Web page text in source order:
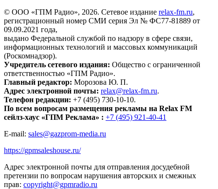
© ООО «ГПМ Радио», 2026. Сетевое издание relax-fm.ru,
регистрационный номер СМИ серия Эл № ФС77-81889 от
09.09.2021 года,
выдано Федеральной службой по надзору в сфере связи,
информационных технологий и массовых коммуникаций
(Роскомнадзор).
Учредитель сетевого издания: Общество с ограниченной
ответственностью «ГПМ Радио».
Главный редактор: Морозова Ю. П.
Адрес электронной почты: relax@relax-fm.ru.
Телефон редакции: +7 (495) 730-10-10.
По всем вопросам размещения рекламы на Relax FM
сейлз-хаус «ГПМ Реклама» : +7 (495) 921-40-41
E-mail: sales@gazprom-media.ru
https://gpmsaleshouse.ru/
Адрес электронной почты для отправления досудебной
претензии по вопросам нарушения авторских и смежных
прав: copyright@gpmradio.ru